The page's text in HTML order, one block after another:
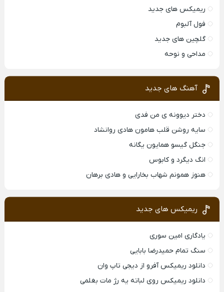
ریمیکس های جدید
فول آلبوم
گلچین های جدید
مداحی و نوحه
آهنگ های جدید
دختر دیوونه ی من فدی
سایه روشن قلب هامون هادی روانشاد
جنگل گیسو همایون یگانه
انگ دیگرد و کابوس
هنوز همونم شهاب بخارایی و هادی برهان
ریمیکس های جدید
یادگاری امین سوری
سنگ تمام حمیدرضا بابایی
دانلود ریمیکس آفرو از ديجی تاپ وان
دانلود ریمیکس روی لباته یه رژ مات بغلمی